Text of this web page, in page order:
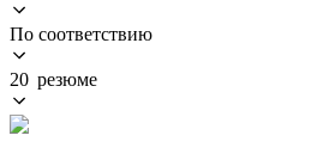
По соответствию
20 резюме